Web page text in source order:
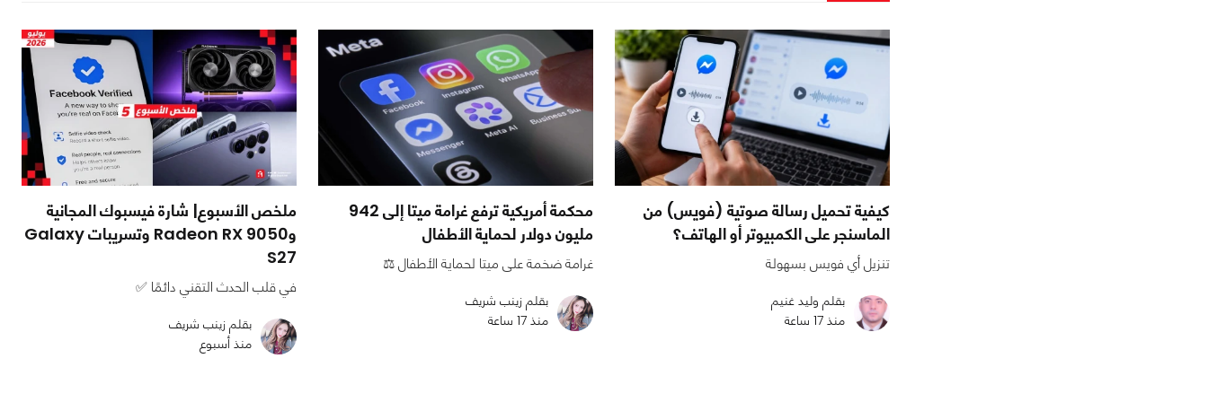
كيفية تحميل رسالة صوتية (فويس) من
الماسنجر على الكمبيوتر أو الهاتف؟
تنزيل أي فويس بسهولة
بقلم وليد غنيم
منذ 17 ساعة
محكمة أمريكية ترفع غرامة ميتا إلى 942
مليون دولار لحماية الأطفال
غرامة ضخمة على ميتا لحماية الأطفال ⚖️
بقلم زينب شريف
منذ 17 ساعة
ملخص الأسبوع| شارة فيسبوك المجانية
وRadeon RX 9050 وتسريبات Galaxy
S27
في قلب الحدث التقني دائمًا ✅
بقلم زينب شريف
منذ أسبوع